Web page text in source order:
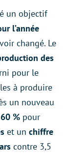
un objectif
l’année
changé. Le
des
pour le
à produire
un nouveau
% pour
et un chiffre
contre 3,5